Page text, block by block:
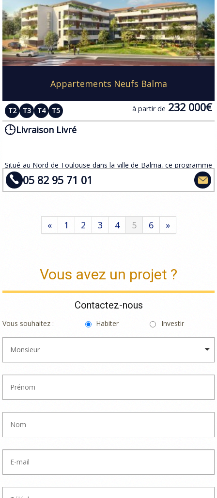
Appartements Neufs Balma
T2 T3 T4 T5 à partir de 232 000€
Livraison Livré
Situé au Nord de Toulouse dans la ville de Balma, ce programme
immobilier neuf propose 48 appartements d'exception, du 2 au 5
pièces, qui s'étendent autour d'un parc pour allier nature
verdoyante et bien-être.
05 82 95 71 01
« 1 2 3 4 5 6 »
Vous avez un projet ?
Contactez-nous
Vous souhaitez : Habiter Investir
Monsieur